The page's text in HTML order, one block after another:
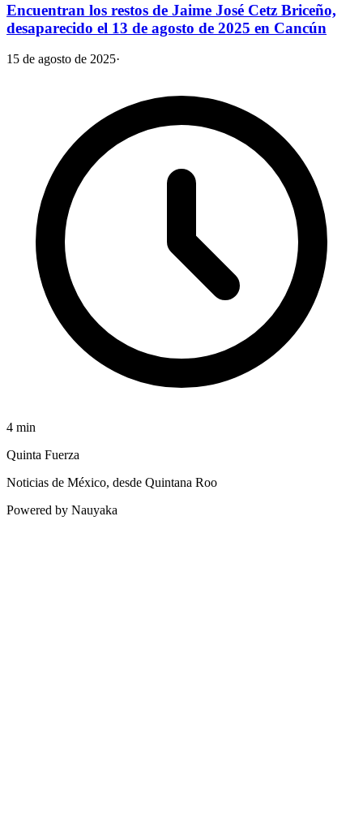
Encuentran los restos de Jaime José Cetz Briceño,
desaparecido el 13 de agosto de 2025 en Cancún
15 de agosto de 2025·
4 min
Quinta Fuerza
Noticias de México, desde Quintana Roo
Powered by Nauyaka